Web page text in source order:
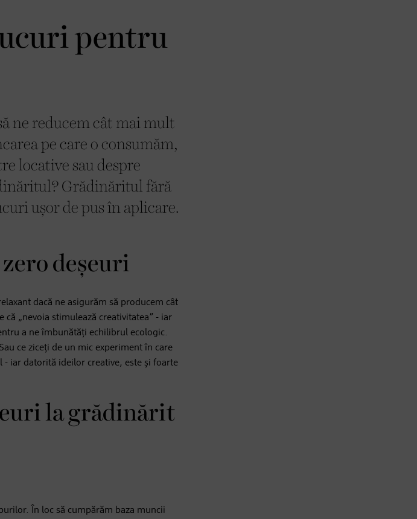
pentru
ne reducem cât mai mult
pe care o consumăm,
locative sau despre
Grădinăritul fără
ușor de pus în aplicare.
deșeuri
dacă ne asigurăm să producem cât
„nevoia stimulează creativitatea” - iar
a ne îmbunătăți echilibrul ecologic.
ce ziceți de un mic experiment în care
iar datorită ideilor creative, este și foarte
la grădinărit
În loc să cumpărăm baza muncii